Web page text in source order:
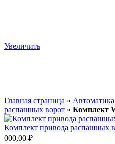
Увеличить
Главная страница »
распашных ворот » Комплект
Комплект привода распашных
000,00 ₽